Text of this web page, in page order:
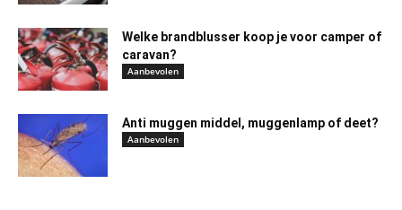
Welke brandblusser koop je voor camper of
caravan?
Aanbevolen
Anti muggen middel, muggenlamp of deet?
Aanbevolen